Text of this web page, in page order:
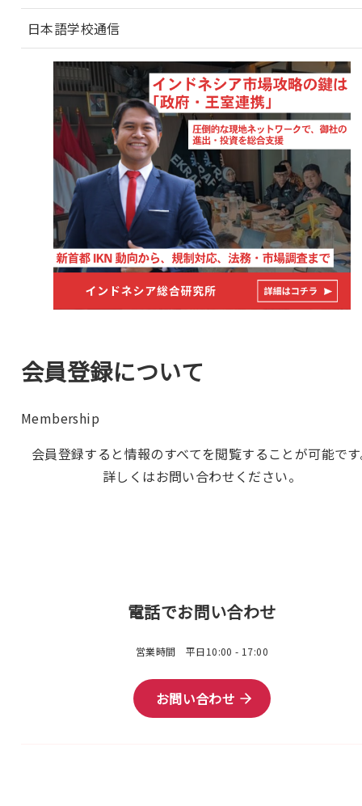
日本語学校通信
会員登録について
Membership
会員登録すると情報のすべてを閲覧することが可能で
詳しくはお問い合わせください。
電話でお問い合わせ
営業時間 平日10:00 - 17:00
お問い合わせ